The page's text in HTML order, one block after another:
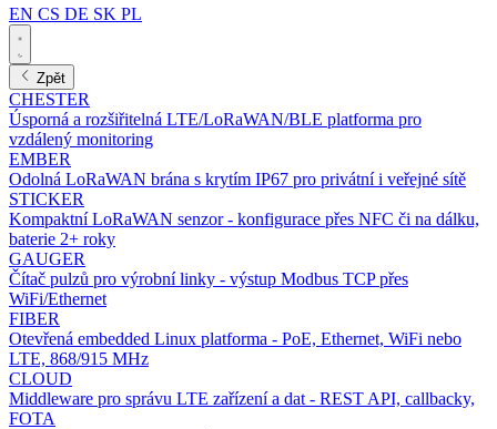
EN CS DE SK PL
Zpět
CHESTER
Úsporná a rozšiřitelná LTE/LoRaWAN/BLE platforma pro
vzdálený monitoring
EMBER
Odolná LoRaWAN brána s krytím IP67 pro privátní i veřejné sítě
STICKER
Kompaktní LoRaWAN senzor - konfigurace přes NFC či na dálku,
baterie 2+ roky
GAUGER
Čítač pulzů pro výrobní linky - výstup Modbus TCP přes
WiFi/Ethernet
FIBER
Otevřená embedded Linux platforma - PoE, Ethernet, WiFi nebo
LTE, 868/915 MHz
CLOUD
Middleware pro správu LTE zařízení a dat - REST API, callbacky,
FOTA